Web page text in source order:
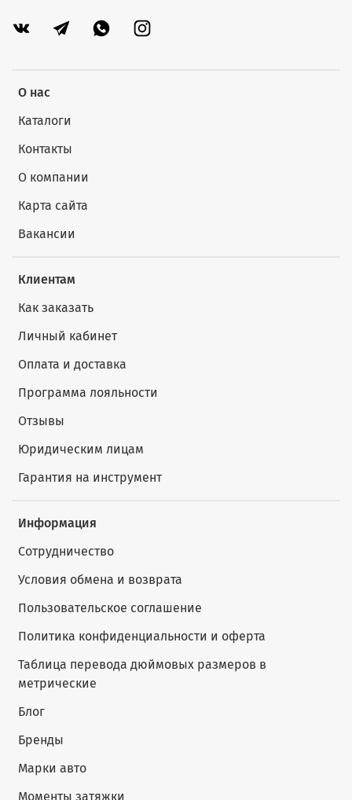
О нас
Каталоги
Контакты
О компании
Карта сайта
Вакансии
Клиентам
Как заказать
Личный кабинет
Оплата и доставка
Программа лояльности
Отзывы
Юридическим лицам
Гарантия на инструмент
Информация
Сотрудничество
Условия обмена и возврата
Пользовательское соглашение
Политика конфиденциальности и оферта
Таблица перевода дюймовых размеров в
метрические
Блог
Бренды
Марки авто
Моменты затяжки